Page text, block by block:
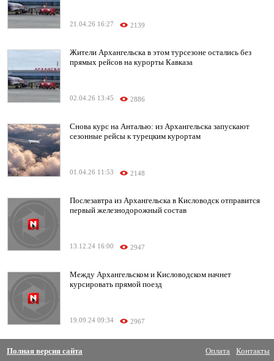
21.04.26 16:27 2139
Жители Архангельска в этом турсезоне остались без
прямых рейсов на курорты Кавказа
02.04.26 13:45 2886
Снова курс на Анталью: из Архангельска запускают
сезонные рейсы к турецким курортам
01.04.26 11:53 2148
Послезавтра из Архангельска в Кисловодск отправится
первый железнодорожный состав
13.12.24 16:00 2947
Между Архангельском и Кисловодском начнет
курсировать прямой поезд
19.09.24 09:34 2967
Полная версия сайта Оплата Контакты